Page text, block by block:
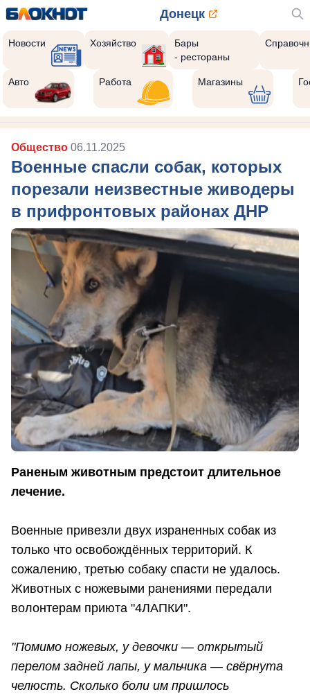
Донецк
Новости Хозяйство
Бары
- рестораны
Авто Работа Магазины
Общество 06.11.2025
Военные спасли собак, которых
порезали неизвестные живодеры
в прифронтовых районах ДНР
Раненым животным предстоит длительное
лечение.
Военные привезли двух израненных собак из
только что освобождённых территорий. К
сожалению, третью собаку спасти не удалось.
Животных с ножевыми ранениями передали
волонтерам приюта "4ЛАПКИ".
"Помимо ножевых, у девочки — открытый
перелом задней лапы, у мальчика — свëрнута
челюсть. Сколько боли им пришлось